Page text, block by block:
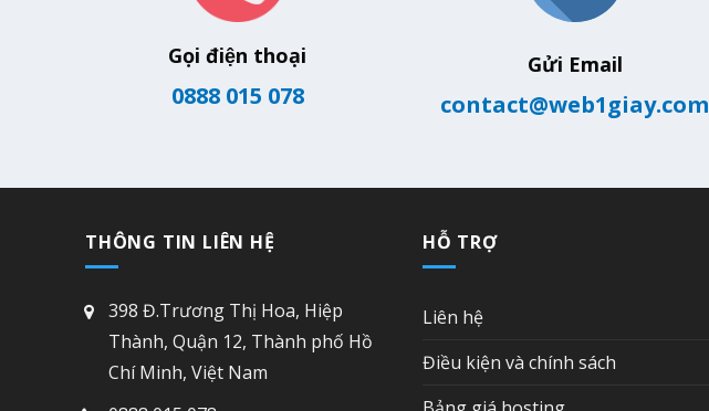
Gọi điện thoại
0888 015 078
Gửi Email
contact@web1giay.com
THÔNG TIN LIÊN HỆ
398 Đ.Trương Thị Hoa, Hiệp
Thành, Quận 12, Thành phố Hồ
Chí Minh, Việt Nam
HỖ TRỢ
Liên hệ
Điều kiện và chính sách